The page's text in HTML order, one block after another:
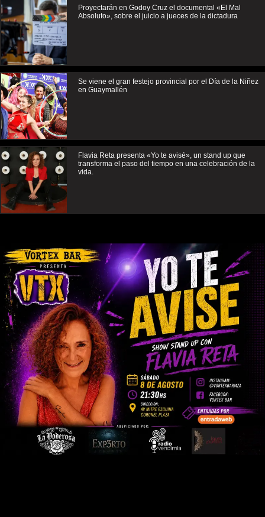
Proyectarán en Godoy Cruz el documental «El Mal
Absoluto», sobre el juicio a jueces de la dictadura
Se viene el gran festejo provincial por el Día de la Niñez
en Guaymallén
Flavia Reta presenta «Yo te avisé», un stand up que
transforma el paso del tiempo en una celebración de la
vida.